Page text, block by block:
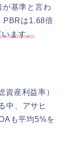
基準と言わ
PBRは1.68倍
います。
資産利益率）
中、アサヒ
も平均5%を